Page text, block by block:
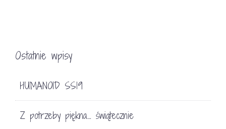
Ostatnie wpisy
HUMANOID SS19
Z potrzeby piękna… świątecznie